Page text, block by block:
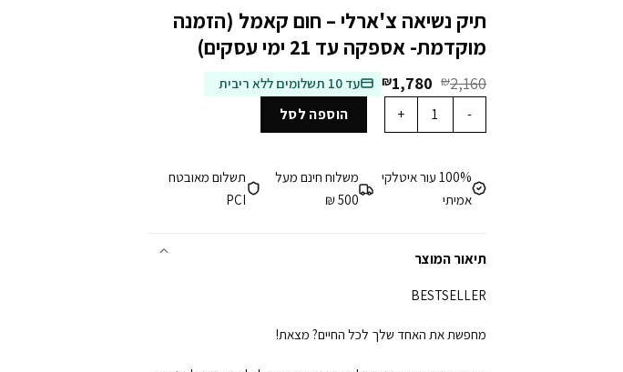
תיק נשיאה צ'ארלי – חום קאמל (הזמנה
מוקדמת- אספקה עד 21 ימי עסקים)
₪2,160 המחיר
המקורי
היה:
₪2,160.
₪1,780 המחיר
הנוכחי
₪1,780.
עד 10 תשלומים ללא ריבית
כמות של תיק נשיאה צ'ארלי - חום קאמל (הזמנה מוקדמת- אספקה עד 21 ימי עסקים)
הוספה לסל
100% עור איטלקי
אמיתי
משלוח חינם מעל
500 ₪
תשלום מאובטח
PCI
תיאור המוצר
BESTSELLER
מחפשת את האחד שלך לכל החיים? מצאת!